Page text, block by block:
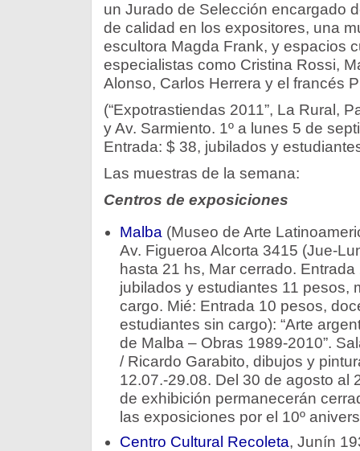
un Jurado de Selección encargado
de calidad en los expositores, una
escultora Magda Frank, y espacios
especialistas como Cristina Rossi,
Alonso, Carlos Herrera y el francés
(“Expotrastiendas 2011”, La Rural,
y Av. Sarmiento. 1º a lunes 5 de
Entrada: $ 38, jubilados y
Las muestras de la semana:
Centros de exposiciones
Malba (Museo de Arte
Av. Figueroa Alcorta 3415 (Jue-
hasta 21 hs, Mar cerrado.
jubilados y estudiantes 11 pesos,
cargo. Mié: Entrada 10 pesos,
estudiantes sin cargo): “Arte
de Malba – Obras 1989-2010”.
/ Ricardo Garabito, dibujos y
12.07.-29.08. Del 30 de agosto al
de exhibición permanecerán
las exposiciones por el 10º
Centro Cultural Recoleta, Junín